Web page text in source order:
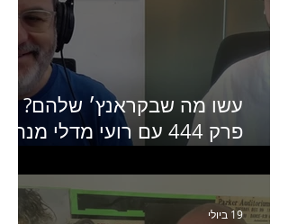
עשו מה שבקראנץ׳ שלהם?
פרק 444 עם רועי מדלי מנהל
האחרון של קראנץ׳
19 ביולי